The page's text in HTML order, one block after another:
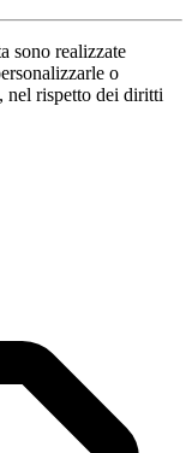
sono realizzate
o
nel rispetto dei diritti